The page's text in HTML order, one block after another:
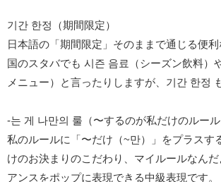
기간 한정（期間限定）
日本語の「期間限定」そのままで通じる便
国のスタバでも 시즌 음료（シーズン飲料）
メニュー）と言ったりしますが、기간 한정
-는 게 나만의 룰（〜するのが私だけのルール
私のルールに「〜だけ（~만）」をプラスす
けのお決まりのこだわり、マイルールなんだ
アンスをポップに表現できる中級表現です。